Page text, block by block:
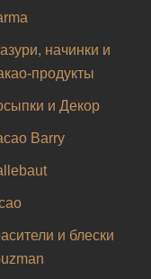
начинки и
продукты
и Декор
Barry
и блески